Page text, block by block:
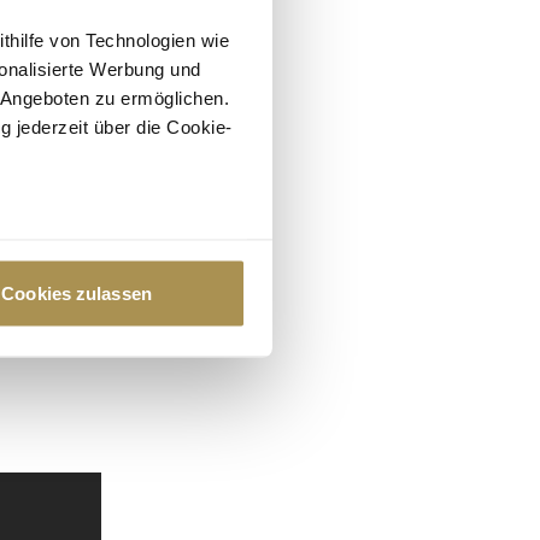
von Technologien wie
Werbung und
zu ermöglichen.
jederzeit über die Cookie-
Präferenzen im
Cookies zulassen